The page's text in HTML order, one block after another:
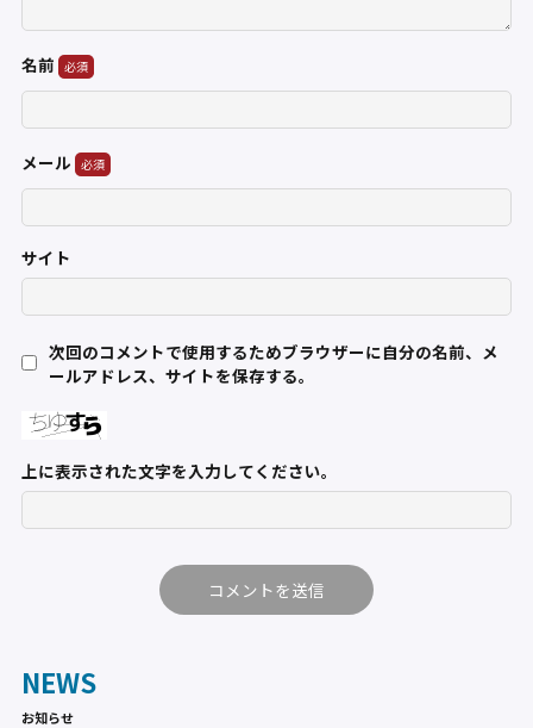
名前
メール
サイト
次回のコメントで使用するためブラウザーに自分の名前、メ
ールアドレス、サイトを保存する。
上に表示された文字を入力してください。
NEWS
お知らせ